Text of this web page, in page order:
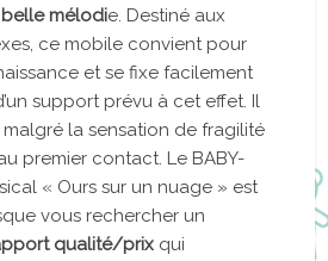
belle mélodie. Destiné aux
ce mobile convient pour
et se fixe facilement
support prévu à cet effet. Il
la sensation de fragilité
premier contact. Le BABY-
« Ours sur un nuage » est
vous rechercher un
qualité/prix qui